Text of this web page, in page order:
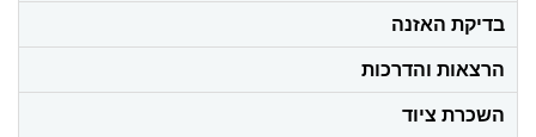
בדיקת האזנה
הרצאות והדרכות
השכרת ציוד